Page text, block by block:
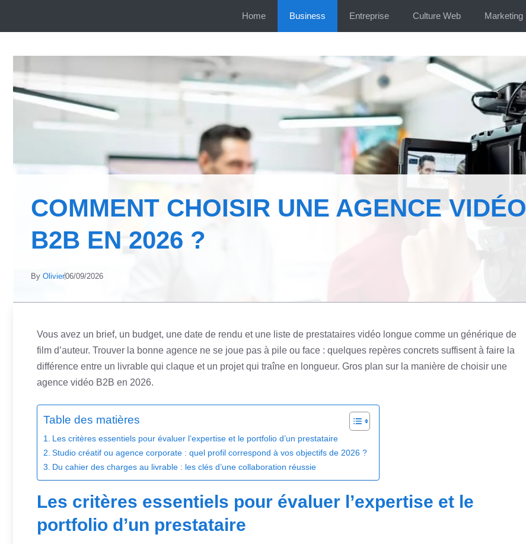
Home Business Entreprise Culture Web Marketing
COMMENT CHOISIR UNE AGENCE VIDÉO
B2B EN 2026 ?
By Olivier06/09/2026
Vous avez un brief, un budget, une date de rendu et une liste de prestataires vidéo longue comme un générique de
film d’auteur. Trouver la bonne agence ne se joue pas à pile ou face : quelques repères concrets suffisent à faire la
différence entre un livrable qui claque et un projet qui traîne en longueur. Gros plan sur la manière de choisir une
agence vidéo B2B en 2026.
Table des matières
Les critères essentiels pour évaluer l’expertise et le portfolio d’un prestataire
Studio créatif ou agence corporate : quel profil correspond à vos objectifs de 2026 ?
Du cahier des charges au livrable : les clés d’une collaboration réussie
Les critères essentiels pour évaluer l’expertise et le
portfolio d’un prestataire